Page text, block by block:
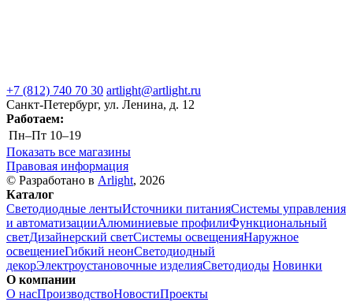
+7 (812) 740 70 30 artlight@artlight.ru
Санкт-Петербург, ул. Ленина, д. 12
Работаем:
Пн–Пт 10–19
Показать все магазины
Правовая информация
© Разработано в Arlight, 2026
Каталог
Светодиодные лентыИсточники питанияСистемы управления
и автоматизацииАлюминиевые профилиФункциональный
светДизайнерский светСистемы освещенияНаружное
освещениеГибкий неонСветодиодный
декорЭлектроустановочные изделияСветодиоды Новинки
О компании
О насПроизводствоНовостиПроекты